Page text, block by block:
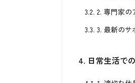
3.2. 2. 専門家の
3.3. 3. 最新のサ
4. 日常生活で